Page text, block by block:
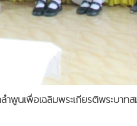
เพื่อเฉลิมพระเกียรติพระบาทส